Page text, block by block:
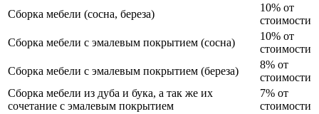
Сборка мебели (сосна, береза)
10% от
стоимости
Сборка мебели с эмалевым покрытием (сосна)
10% от
стоимости
Сборка мебели с эмалевым покрытием (береза)
8% от
стоимости
Сборка мебели из дуба и бука, а так же их
сочетание с эмалевым покрытием
7% от
стоимости